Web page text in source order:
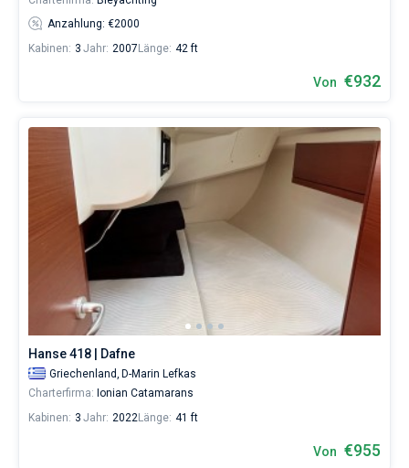
Anzahlung: €2000
Kabinen: 3 Jahr: 2007 Länge: 42 ft
Von €932
Hanse 418 | Dafne
Griechenland, D-Marin Lefkas
Charterfirma: Ionian Catamarans
Kabinen: 3 Jahr: 2022Länge: 41 ft
Von €955